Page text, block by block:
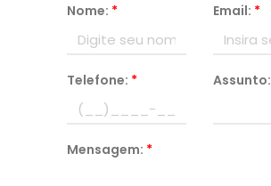
Nome: * Email: *
Telefone: * Assunto:
Mensagem: *